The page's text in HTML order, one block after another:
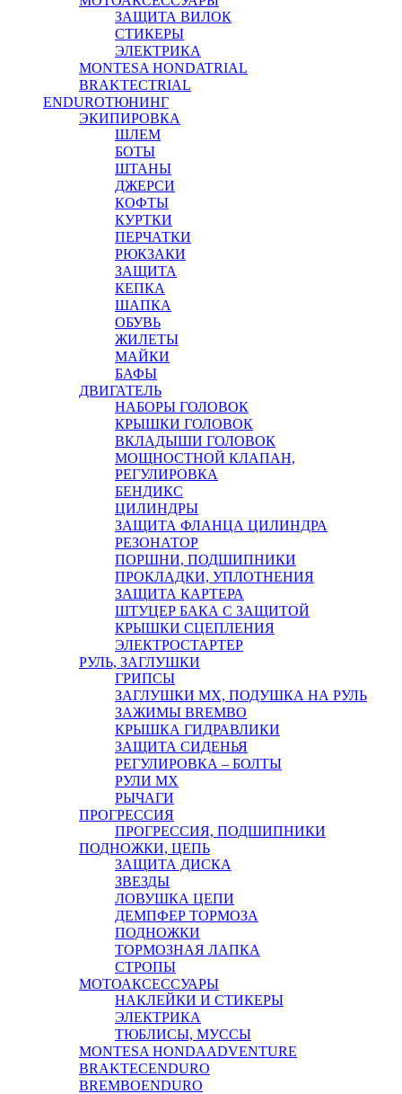
ЗАЩИТА ВИЛОК
СТИКЕРЫ
ЭЛЕКТРИКА
MONTESA HONDATRIAL
BRAKTECTRIAL
ENDUROТЮНИНГ
ЭКИПИРОВКА
ШЛЕМ
БОТЫ
ШТАНЫ
ДЖЕРСИ
КОФТЫ
КУРТКИ
ПЕРЧАТКИ
РЮКЗАКИ
ЗАЩИТА
КЕПКА
ШАПКА
ОБУВЬ
ЖИЛЕТЫ
МАЙКИ
БАФЫ
ДВИГАТЕЛЬ
НАБОРЫ ГОЛОВОК
КРЫШКИ ГОЛОВОК
ВКЛАДЫШИ ГОЛОВОК
МОЩНОСТНОЙ КЛАПАН,
РЕГУЛИРОВКА
БЕНДИКС
ЦИЛИНДРЫ
ЗАЩИТА ФЛАНЦА ЦИЛИНДРА
РЕЗОНАТОР
ПОРШНИ, ПОДШИПНИКИ
ПРОКЛАДКИ, УПЛОТНЕНИЯ
ЗАЩИТА КАРТЕРА
ШТУЦЕР БАКА С ЗАЩИТОЙ
КРЫШКИ СЦЕПЛЕНИЯ
ЭЛЕКТРОСТАРТЕР
РУЛЬ, ЗАГЛУШКИ
ГРИПСЫ
ЗАГЛУШКИ MX, ПОДУШКА НА РУЛЬ
ЗАЖИМЫ BREMBO
КРЫШКА ГИДРАВЛИКИ
ЗАЩИТА СИДЕНЬЯ
РЕГУЛИРОВКА – БОЛТЫ
РУЛИ MX
РЫЧАГИ
ПРОГРЕССИЯ
ПРОГРЕССИЯ, ПОДШИПНИКИ
ПОДНОЖКИ, ЦЕПЬ
ЗАЩИТА ДИСКА
ЗВЕЗДЫ
ЛОВУШКА ЦЕПИ
ДЕМПФЕР ТОРМОЗА
ПОДНОЖКИ
ТОРМОЗНАЯ ЛАПКА
СТРОПЫ
МОТОАКСЕССУАРЫ
НАКЛЕЙКИ И СТИКЕРЫ
ЭЛЕКТРИКА
ТЮБЛИСЫ, МУССЫ
MONTESA HONDAADVENTURE
BRAKTECENDURO
BREMBOENDURO